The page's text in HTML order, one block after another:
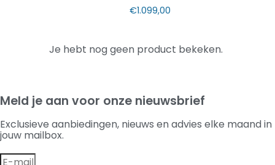
€1.099,00
Je hebt nog geen product bekeken.
Meld je aan voor onze nieuwsbrief
Exclusieve aanbiedingen, nieuws en advies elke maand in
jouw mailbox.